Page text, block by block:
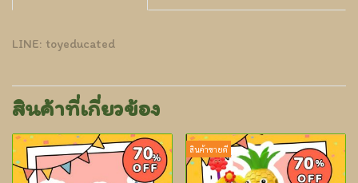
LINE: toyeducated
สินค้าที่เกี่ยวข้อง
สินค้าขายดี